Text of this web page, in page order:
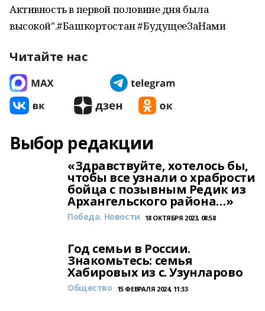
Активность в первой половине дня была
высокой".#Башкортостан #БудущееЗаНами
Читайте нас
Выбор редакции
«Здравствуйте, хотелось бы,
чтобы все узнали о храбрости
бойца с позывным Редик из
Архангельского района…»
Победа. Новости 18 ОКТЯБРЯ 2023, 08:58
Год семьи в России.
Знакомьтесь: семья
Хабировых из с. Узунларово
Общество 15 ФЕВРАЛЯ 2024, 11:33